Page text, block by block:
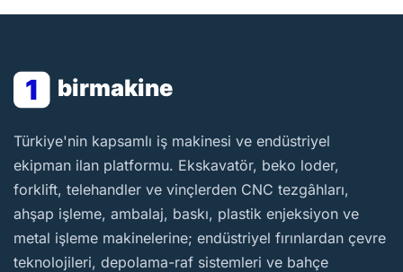
1 birmakine
BirMakine
Türkiye'nin kapsamlı iş makinesi ve endüstriyel
ekipman ilan platformu. Ekskavatör, beko loder,
forklift, telehandler ve vinçlerden CNC tezgâhları,
ahşap işleme, ambalaj, baskı, plastik enjeksiyon ve
metal işleme makinelerine; endüstriyel fırınlardan çevre
teknolojileri, depolama-raf sistemleri ve bahçe